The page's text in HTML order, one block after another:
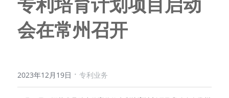
专利培育计划项目启动
会在常州召开
2023年12月19日 · 专利业务